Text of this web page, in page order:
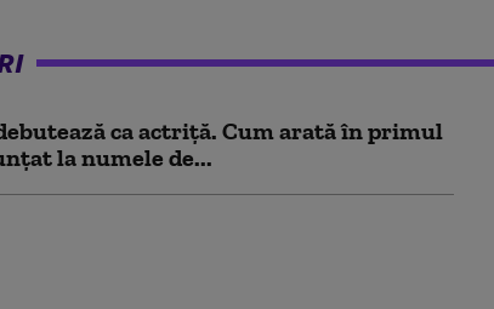
ca actriță. Cum arată în primul
la numele de...